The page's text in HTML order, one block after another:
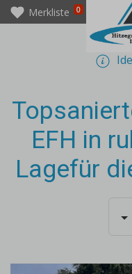
Merkliste 0
EFH in
Lagefür